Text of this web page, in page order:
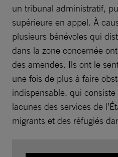
un tribunal administratif,
supérieure en appel. À
plusieurs bénévoles qui
dans la zone concernée
des amendes. Ils ont le
une fois de plus à faire
indispensable, qui
lacunes des services de
migrants et des réfugiés